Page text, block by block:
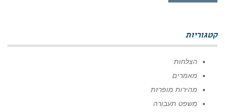
קטגוריות
הצלחות
מאמרים
מהירות מופרזת
משפט תעבורה